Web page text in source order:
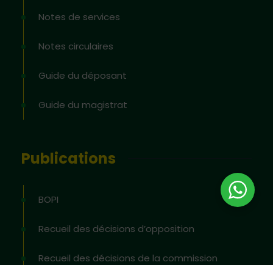
Notes de services
Notes circulaires
Guide du déposant
Guide du magistrat
Publications
BOPI
Recueil des décisions d’opposition
Recueil des décisions de la commission